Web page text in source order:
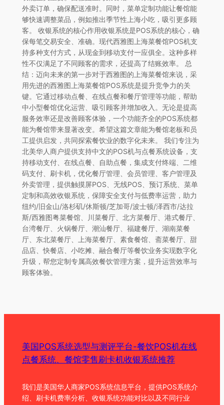
外卖订单，确保配送准时。同时，菜单定制功能让餐馆能
够快速调整菜品，例如推出季节性上海小吃，吸引更多顾
客。 收银系统的核心作用收银系统是POS系统的核心，确
保每笔交易安全、准确。现代西雅图上海菜餐馆POS机支
持多种支付方式，从现金到移动支付一应俱全。这种多样
性不仅满足了不同顾客的需求，还提高了结账效率。 总
结：迈向未来的第一步对于西雅图的上海菜餐馆来说，采
用先进的西雅图上海菜餐馆POS系统是提升竞争力的关
键。它通过移动点餐、在线点餐和餐厅管理等功能，帮助
中小型餐馆优化运营、吸引顾客并增加收入。无论是提高
服务效率还是改善顾客体验，一个功能齐全的POS系统都
能为餐馆带来显著改变。希望这篇文章能为餐馆老板和员
工提供启发，共同探索餐饮业的数字化未来。 我们专注为
北美华人商户提供支持中文的POS机与点餐系统设备，支
持移动支付、在线点餐、自助点餐，集成支付终端、二维
码支付、刷卡机，优化餐厅管理、会员管理、客户管理及
外卖管理，提供触摸屏POS、无线POS、预订系统、菜单
定制和高效收银系统，保障安全支付与低费率运营，助力
纽约/旧金山/洛杉矶/休斯顿/芝加哥/波士顿/泽西市/达拉
斯/西雅图粤菜餐馆、川菜餐厅、北方菜餐厅、港式餐厅、
台湾餐厅、火锅餐厅、潮汕餐厅、福建餐厅、湖南菜餐
厅、东北菜餐厅、上海菜餐厅、素食餐馆、斋菜餐厅、甜
品店、快餐店、小吃摊、融合餐厅等餐饮业务实现数字化
升级，帮您定制专属高效餐饮管理方案，提升运营效率与
顾客体验。
美国POS系统选型与测评平台-餐饮POS机在线
点餐系统、餐馆零售刷卡机收银系统推荐
我们是美国华人商家POS系统信息平台，提供POS系统介
绍、刷卡机费率分析、收银系统功能对比以及不同行业